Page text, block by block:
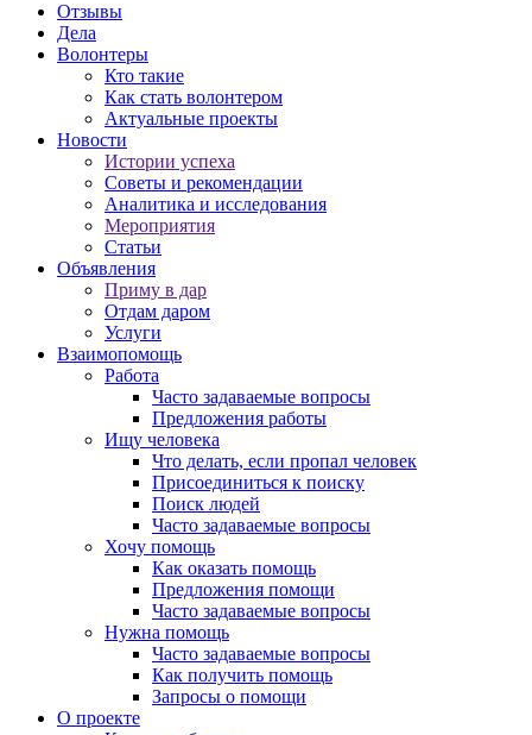
Отзывы
Дела
Волонтеры
Кто такие
Как стать волонтером
Актуальные проекты
Новости
Истории успеха
Советы и рекомендации
Аналитика и исследования
Мероприятия
Статьи
Объявления
Приму в дар
Отдам даром
Услуги
Взаимопомощь
Работа
Часто задаваемые вопросы
Предложения работы
Ищу человека
Что делать, если пропал человек
Присоединиться к поиску
Поиск людей
Часто задаваемые вопросы
Хочу помощь
Как оказать помощь
Предложения помощи
Часто задаваемые вопросы
Нужна помощь
Часто задаваемые вопросы
Как получить помощь
Запросы о помощи
О проекте